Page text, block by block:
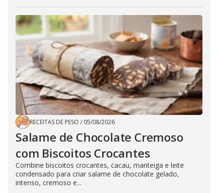
RECEITAS DE PESO / 05/08/2026
Salame de Chocolate Cremoso
com Biscoitos Crocantes
Combine biscoitos crocantes, cacau, manteiga e leite
condensado para criar salame de chocolate gelado,
intenso, cremoso e...